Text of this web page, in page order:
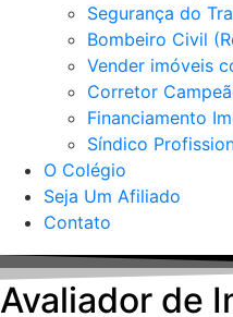
Segurança do
Bombeiro Civil
Vender imóveis
Corretor
Financiamento
Síndico
O Colégio
Seja Um Afiliado
Contato
Avaliador de